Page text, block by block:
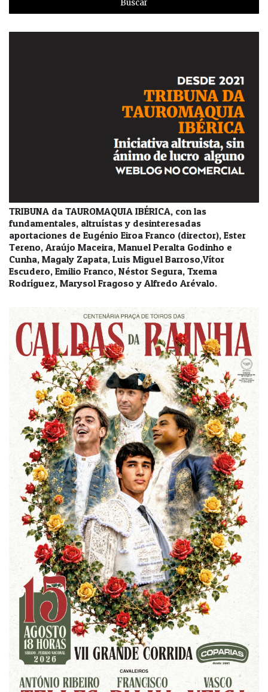
TRIBUNA da TAUROMAQUIA IBÉRICA, con las
fundamentales, altruístas y desinteresadas
aportaciones de Eugénio Eiroa Franco (director), Ester
Tereno, Araújo Maceira, Manuel Peralta Godinho e
Cunha, Magaly Zapata, Luis Miguel Barroso,Vítor
Escudero, Emilio Franco, Néstor Segura, Txema
Rodríguez, Marysol Fragoso y Alfredo Arévalo.